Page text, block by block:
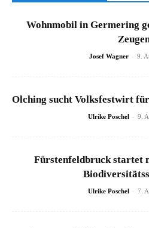
Wohnmobil in Germering
Josef Wagner - 9.
Olching sucht Volksfestwirt
Ulrike Poschel - 9.
Fürstenfeldbruck startet
Ulrike Poschel - 7.